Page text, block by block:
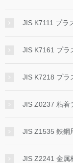
JIS K7111 プラ
JIS K7161 プラ
JIS K7218 プラ
JIS Z0237 粘着
JIS Z1535 鉄鋼
JIS Z2241 金属